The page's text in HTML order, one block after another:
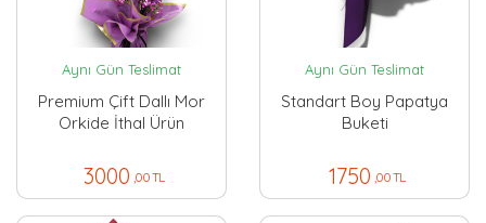
Aynı Gün Teslimat
Premium Çift Dallı Mor
Orkide İthal Ürün
3000 ,00 TL
Aynı Gün Teslimat
Standart Boy Papatya
Buketi
1750 ,00 TL